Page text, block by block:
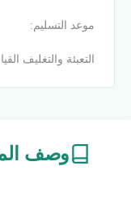
موعد التسليم:
التعبئة والتغليف
وصف